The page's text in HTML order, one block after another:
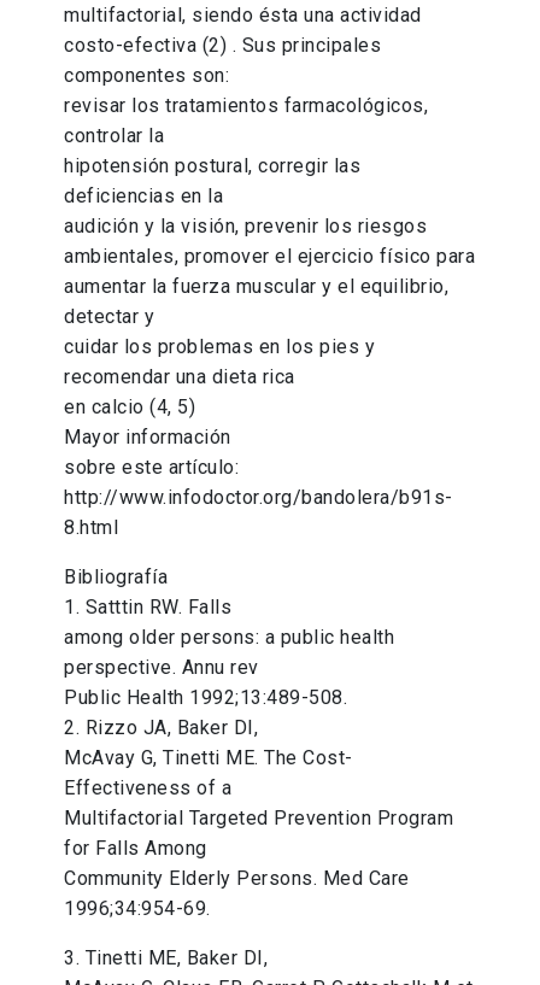
multifactorial, siendo ésta una actividad
costo-efectiva (2) . Sus principales
componentes son:
revisar los tratamientos farmacológicos,
controlar la
hipotensión postural, corregir las
deficiencias en la
audición y la visión, prevenir los riesgos
ambientales, promover el ejercicio físico para
aumentar la fuerza muscular y el equilibrio,
detectar y
cuidar los problemas en los pies y
recomendar una dieta rica
en calcio (4, 5)
Mayor información
sobre este artículo:
http://www.infodoctor.org/bandolera/b91s-
8.html
Bibliografía
1. Satttin RW. Falls
among older persons: a public health
perspective. Annu rev
Public Health 1992;13:489-508.
2. Rizzo JA, Baker DI,
McAvay G, Tinetti ME. The Cost-
Effectiveness of a
Multifactorial Targeted Prevention Program
for Falls Among
Community Elderly Persons. Med Care
1996;34:954-69.
3. Tinetti ME, Baker DI,